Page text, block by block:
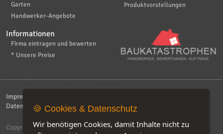
Garten
Handwerker-Angebote
Produktvorstellungen
Informationen
Firma eintragen und bewerten
* Unsere Preise
Impressum
Datenschutzerklärung| FAQ
Copyright © 2026ebiz-consult GmbH & Co. KG. Alle Rechte
🍪 Cookies & Datenschutz
Wir benötigen Cookies, damit Inhalte nicht zu